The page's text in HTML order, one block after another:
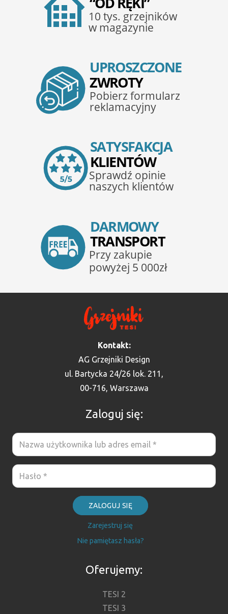
Kontakt:
AG Grzejniki Design
ul. Bartycka 24/26 lok. 211,
00-716, Warszawa
Zaloguj się:
ZALOGUJ SIĘ
Zarejestruj się
Nie pamiętasz hasła?
Oferujemy:
TESI 2
TESI 3